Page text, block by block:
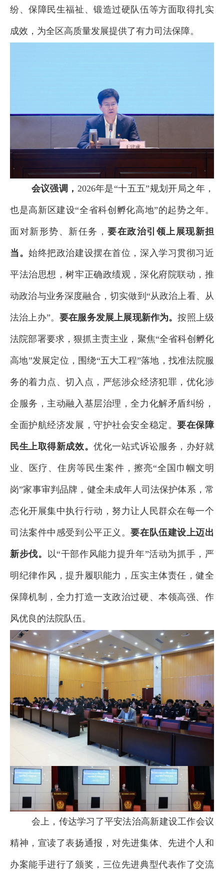
纷、保障民生福祉、锻造过硬队伍等方面取得扎实
成效，为全区高质量发展提供了有力司法保障。
会议强调， 2026年是“十五五”规划开局之年，
也是高新区建设“全省科创孵化高地”的起势之年。
面对新形势、新任务， 要在政治引领上展现新担
当。始终把政治建设摆在首位，深入学习贯彻习近
平法治思想，树牢正确政绩观，深化府院联动，推
动政治与业务深度融合，切实做到“从政治上看、从
法治上办”。要在服务发展上展现新作为。按照上级
法院部署要求，狠抓主责主业，聚焦“全省科创孵化
高地”发展定位，围绕“五大工程”落地，找准法院服
务的着力点、切入点，严惩涉众经济犯罪，优化涉
企服务，主动融入基层治理，全力化解矛盾纠纷，
全面护航经济发展，守护社会安全稳定。要在保障
民生上取得新成效。优化一站式诉讼服务，办好就
业、医疗、住房等民生案件，擦亮“全国巾帼文明
岗”家事审判品牌，健全未成年人司法保护体系，常
态化开展集中执行行动，努力让人民群众在每一个
司法案件中感受到公平正义。要在队伍建设上迈出
新步伐。 以“干部作风能力提升年”活动为抓手，严
明纪律作风，提升履职能力，压实主体责任，健全
保障机制，全力打造一支政治过硬、本领高强、作
风优良的法院队伍。
会上，传达学习了平安法治高新建设工作会议
精神，宣读了表扬通报，对先进集体、先进个人和
办案能手进行了颁奖，三位先进典型代表作了交流